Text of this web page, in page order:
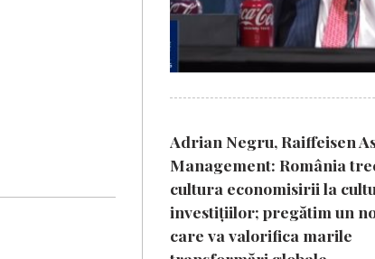
Adrian Negru, Raiffeisen
Management: România
cultura economisirii la
investițiilor; pregătim un
care va valorifica marile